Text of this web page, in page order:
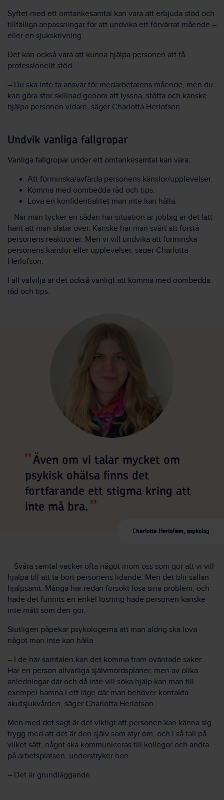
Syftet med ett omtankesamtal kan vara att erbjuda stöd och
tillfälliga anpassningar för att undvika ett förvärrat mående –
eller en sjukskrivning.
Det kan också vara att kunna hjälpa personen att få
professionellt stöd.
– Du ska inte ta ansvar för medarbetarens mående, men du
kan göra stor skillnad genom att lyssna, stötta och kanske
hjälpa personen vidare, säger Charlotta Herlofson.
Undvik vanliga fallgropar
Vanliga fallgropar under ett omtankesamtal kan vara:
Att förminska/avfärda personens känslor/upplevelser.
Komma med oombedda råd och tips.
Lova en konfidentialitet man inte kan hålla.
– När man tycker en sådan här situation är jobbig är det lätt
hänt att man slätar över. Kanske har man svårt att förstå
personens reaktioner. Men vi vill undvika att förminska
personens känslor eller upplevelser, säger Charlotta
Herlofson.
I all välvilja är det också vanligt att komma med oombedda
råd och tips.
Även om vi talar mycket om
psykisk ohälsa finns det
fortfarande ett stigma kring att
inte må bra.
Charlotta Herlofson, psykolog
– Svåra samtal väcker ofta något inom oss som gör att vi vill
hjälpa till att ta bort personens lidande. Men det blir sällan
hjälpsamt. Många har redan försökt lösa sina problem, och
hade det funnits en enkel lösning hade personen kanske
inte mått som den gör.
Slutligen påpekar psykologerna att man aldrig ska lova
något man inte kan hålla.
– I de här samtalen kan det komma fram oväntade saker.
Har en person allvarliga självmordsplaner, men av olika
anledningar där och då inte vill söka hjälp kan man till
exempel hamna i ett läge där man behöver kontakta
akutsjukvården, säger Charlotta Herlofson.
Men med det sagt är det viktigt att personen kan känna sig
trygg med att det är den själv som styr om, och i så fall på
vilket sätt, något ska kommuniceras till kollegor och andra
på arbetsplatsen, understryker hon.
– Det är grundläggande.